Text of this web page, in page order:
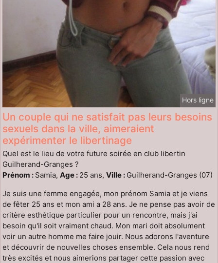
Hors ligne
Un couple qui ne satisfait pas leurs besoins
sexuels dans la ville, aimeraient
expérimenter le libertinage
Quel est le lieu de votre future soirée en club libertin
Guilherand-Granges ?
Prénom : Samia, Age : 25 ans, Ville : Guilherand-Granges (07)
Je suis une femme engagée, mon prénom Samia et je viens
de fêter 25 ans et mon ami a 28 ans. Je ne pense pas avoir de
critère esthétique particulier pour un rencontre, mais j'ai
besoin qu'il soit vraiment chaud. Mon mari doit absolument
voir un autre homme me faire jouir. Nous adorons l'aventure
et découvrir de nouvelles choses ensemble. Cela nous rend
très excités et nous aimerions partager cette passion avec